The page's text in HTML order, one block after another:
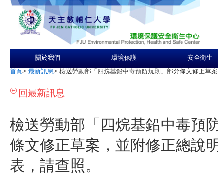
關於我們 環境保護 安全衛生
首頁> 最新訊息> 檢送勞動部「四烷基鉛中毒預防規則」部分條文修正草
回最新訊息
檢送勞動部「四烷基鉛中毒預
條文修正草案，並附修正總說
表，請查照。